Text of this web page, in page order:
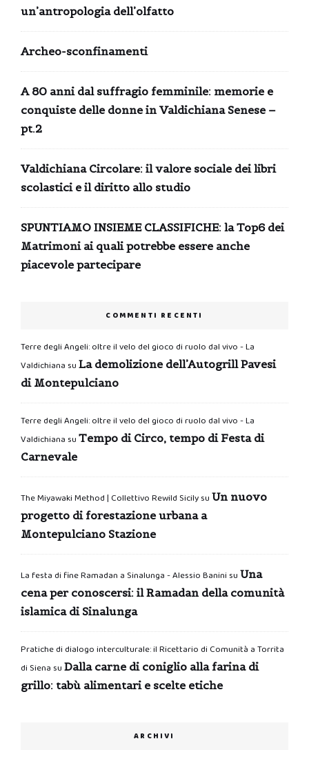
un’antropologia dell’olfatto
Archeo-sconfinamenti
A 80 anni dal suffragio femminile: memorie e
conquiste delle donne in Valdichiana Senese –
pt.2
Valdichiana Circolare: il valore sociale dei libri
scolastici e il diritto allo studio
SPUNTIAMO INSIEME CLASSIFICHE: la Top6 dei
Matrimoni ai quali potrebbe essere anche
piacevole partecipare
COMMENTI RECENTI
Terre degli Angeli: oltre il velo del gioco di ruolo dal vivo - La
Valdichiana su La demolizione dell’Autogrill Pavesi
di Montepulciano
Terre degli Angeli: oltre il velo del gioco di ruolo dal vivo - La
Valdichiana su Tempo di Circo, tempo di Festa di
Carnevale
The Miyawaki Method | Collettivo Rewild Sicilysu Un nuovo
progetto di forestazione urbana a
Montepulciano Stazione
La festa di fine Ramadan a Sinalunga - Alessio Banini su Una
cena per conoscersi: il Ramadan della comunità
islamica di Sinalunga
Pratiche di dialogo interculturale: il Ricettario di Comunità a Torrita
di Siena su Dalla carne di coniglio alla farina di
grillo: tabù alimentari e scelte etiche
ARCHIVI